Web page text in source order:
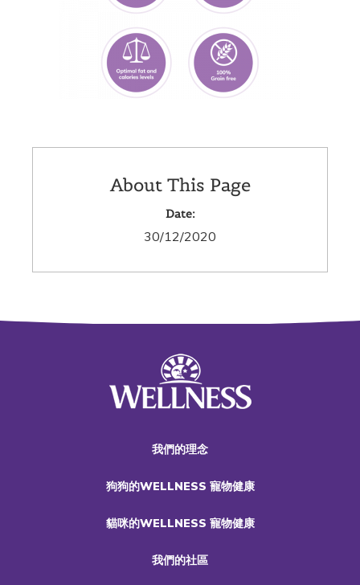
About This Page
Date:
30/12/2020
我們的理念
狗狗的WELLNESS 寵物健康
貓咪的WELLNESS 寵物健康
我們的社區